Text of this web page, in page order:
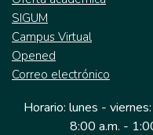
SIGUM
Campus Virtual
Opened
Correo electrónico
Horario: lunes -
8:00 a.m. -